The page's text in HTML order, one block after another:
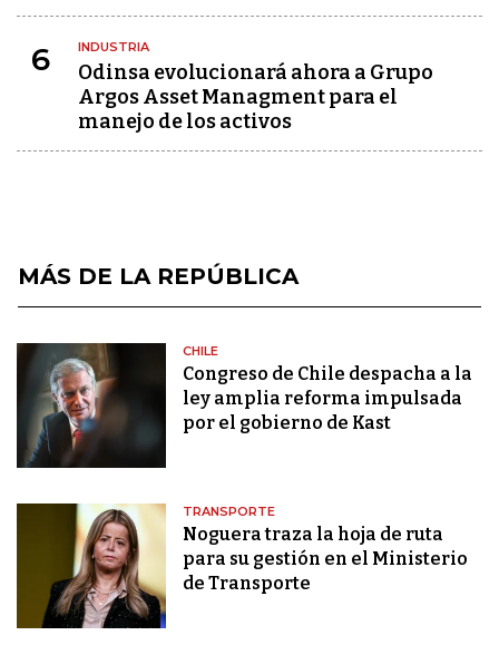
6 INDUSTRIA
Odinsa evolucionará ahora a Grupo
Argos Asset Managment para el
manejo de los activos
MÁS DE LA REPÚBLICA
CHILE
Congreso de Chile despacha a la
ley amplia reforma impulsada
por el gobierno de Kast
TRANSPORTE
Noguera traza la hoja de ruta
para su gestión en el Ministerio
de Transporte